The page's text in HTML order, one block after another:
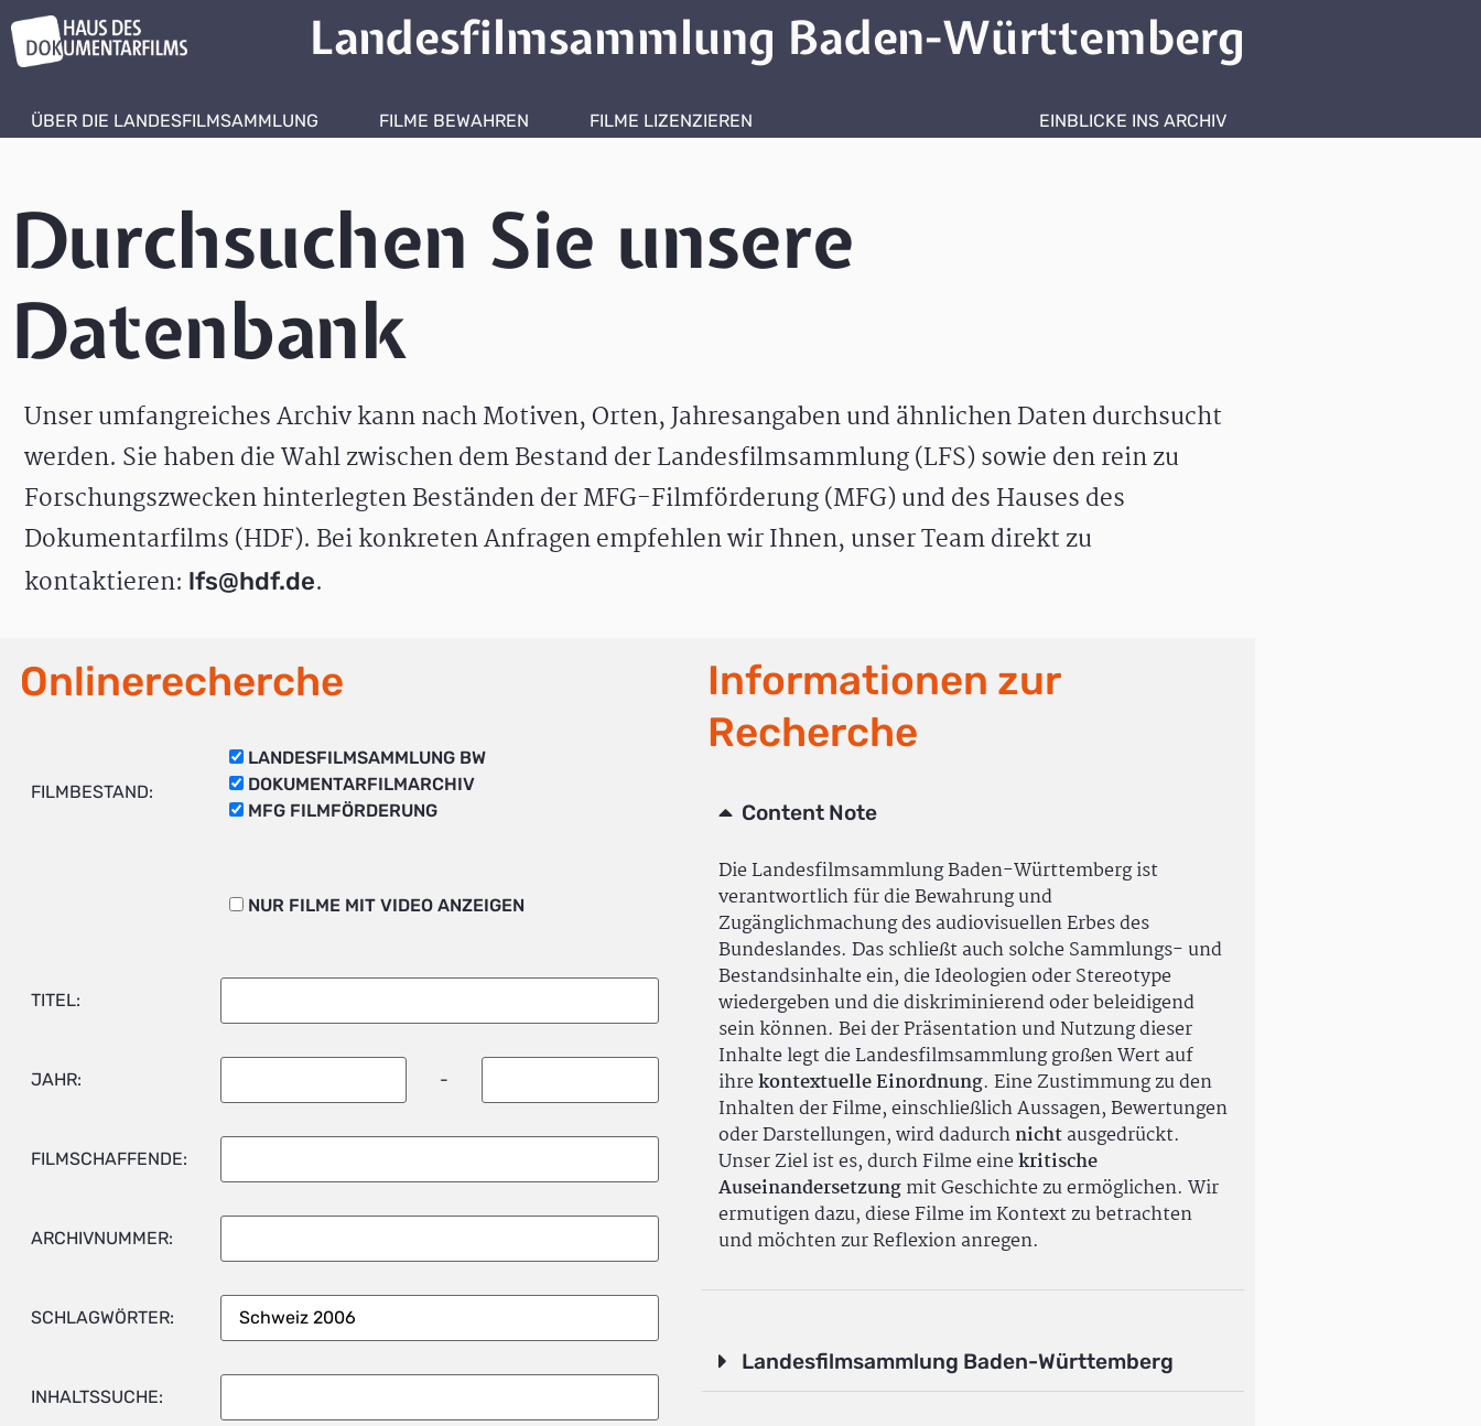
Landesfilmsammlung Baden-Württemberg
ÜBER DIE LANDESFILMSAMMLUNG FILME BEWAHREN FILME LIZENZIEREN EINBLICKE INS ARCHIV
Durchsuchen Sie unsere
Datenbank
Unser umfangreiches Archiv kann nach Motiven, Orten, Jahresangaben und ähnlichen Daten durchsucht
werden. Sie haben die Wahl zwischen dem Bestand der Landesfilmsammlung (LFS) sowie den rein zu
Forschungszwecken hinterlegten Beständen der MFG-Filmförderung (MFG) und des Hauses des
Dokumentarfilms (HDF). Bei konkreten Anfragen empfehlen wir Ihnen, unser Team direkt zu
kontaktieren: lfs@hdf.de.
Onlinerecherche
FILMBESTAND:
LANDESFILMSAMMLUNG BW
DOKUMENTARFILMARCHIV
MFG FILMFÖRDERUNG
NUR FILME MIT VIDEO ANZEIGEN
TITEL:
JAHR: -
FILMSCHAFFENDE:
ARCHIVNUMMER:
SCHLAGWÖRTER:
INHALTSSUCHE:
Informationen zur
Recherche
Content Note
Die Landesfilmsammlung Baden-Württemberg ist
verantwortlich für die Bewahrung und
Zugänglichmachung des audiovisuellen Erbes des
Bundeslandes. Das schließt auch solche Sammlungs- und
Bestandsinhalte ein, die Ideologien oder Stereotype
wiedergeben und die diskriminierend oder beleidigend
sein können. Bei der Präsentation und Nutzung dieser
Inhalte legt die Landesfilmsammlung großen Wert auf
ihrekontextuelle Einordnung. Eine Zustimmung zu den
Inhalten der Filme, einschließlich Aussagen, Bewertungen
oder Darstellungen, wird dadurchnichtausgedrückt.
Unser Ziel ist es, durch Filme einekritische
Auseinandersetzungmit Geschichte zu ermöglichen. Wir
ermutigen dazu, diese Filme im Kontext zu betrachten
und möchten zur Reflexion anregen.
Landesfilmsammlung Baden-Württemberg